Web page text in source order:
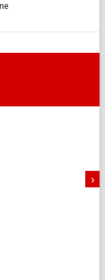
›